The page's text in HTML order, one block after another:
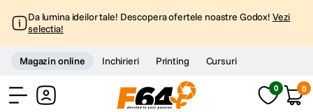
Da lumina ideilor tale! Descopera ofertele noastre Godox! Vezi
selectia!
Magazin online Inchirieri Printing Cursuri
0 0